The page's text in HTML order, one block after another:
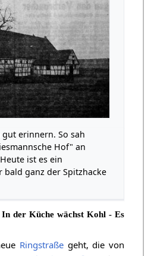
erinnern. So sah
Hof" an
ist es ein
bald ganz der Spitzhacke
der Küche wächst Kohl - Es
Ringstraßegeht, die von